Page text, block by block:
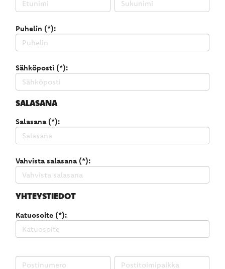
Puhelin (*):
Sähköposti (*):
SALASANA
Salasana (*):
Vahvista salasana (*):
YHTEYSTIEDOT
Katuosoite (*):